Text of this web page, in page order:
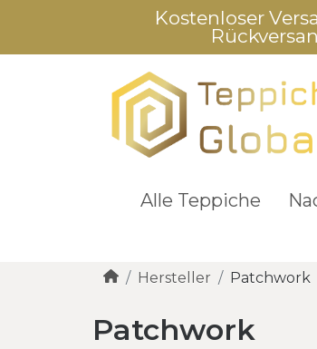
Kostenloser
Alle Teppiche
Hersteller Patchwork
Patchwork